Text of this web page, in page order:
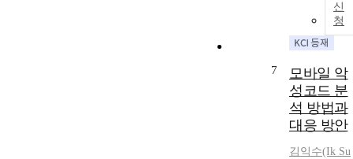
신
청
7
모바일 악
성코드 분
석 방법과
대응 방안
김익수(Ik Su